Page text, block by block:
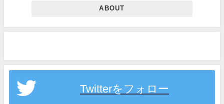
ABOUT
Twitterをフォロー